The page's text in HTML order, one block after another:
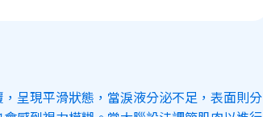
呈現平滑狀態，當淚液分泌不足，表面則分